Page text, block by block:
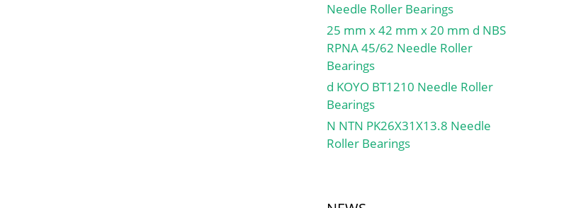
Needle Roller Bearings
25 mm x 42 mm x 20 mm d NBS
RPNA 45/62 Needle Roller
Bearings
d KOYO BT1210 Needle Roller
Bearings
N NTN PK26X31X13.8 Needle
Roller Bearings